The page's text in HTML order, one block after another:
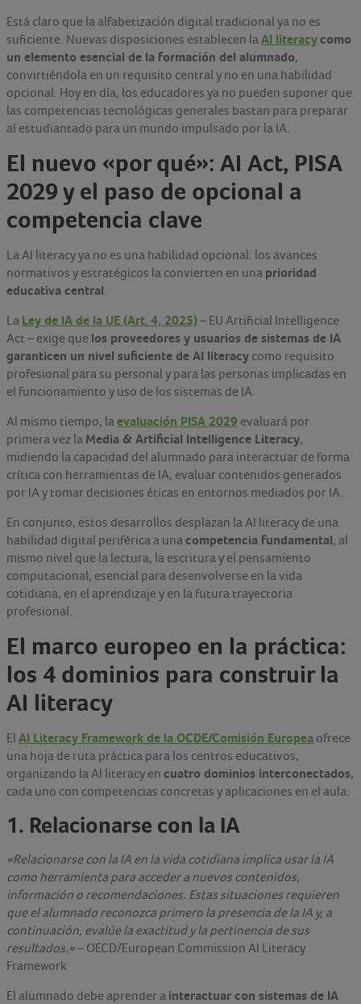
Está claro que la alfabetización digital tradicional ya no es
suficiente. Nuevas disposiciones establecen laAI literacycomo
un elemento esencial de la formación del alumnado,
convirtiéndola en un requisito central y no en una habilidad
opcional. Hoy en día, los educadores ya no pueden suponer que
las competencias tecnológicas generales bastan para preparar
al estudiantado para un mundo impulsado por la IA.
El nuevo «por qué»: AI Act, PISA
2029 y el paso de opcional a
competencia clave
La AI literacy ya no es una habilidad opcional: los avances
normativos y estratégicos la convierten en una prioridad
educativa central.
La Ley de IA de la UE (Art. 4, 2025)– EU Artificial Intelligence
Act – exige que los proveedores y usuarios de sistemas de IA
garanticen un nivel suficiente de AI literacy como requisito
profesional para su personal y para las personas implicadas en
el funcionamiento y uso de los sistemas de IA.
Al mismo tiempo, laevaluación PISA 2029 evaluará por
primera vez la Media & Artificial Intelligence Literacy,
midiendo la capacidad del alumnado para interactuar de forma
crítica con herramientas de IA, evaluar contenidos generados
por IA y tomar decisiones éticas en entornos mediados por IA.
En conjunto, estos desarrollos desplazan la AI literacy de una
habilidad digital periférica a unacompetencia fundamental, al
mismo nivel que la lectura, la escritura y el pensamiento
computacional, esencial para desenvolverse en la vida
cotidiana, en el aprendizaje y en la futura trayectoria
profesional.
El marco europeo en la práctica:
los 4 dominios para construir la
AI literacy
El AI Literacy Framework de la OCDE/Comisión Europea ofrece
una hoja de ruta práctica para los centros educativos,
organizando la AI literacy en cuatro dominios interconectados,
cada uno con competencias concretas y aplicaciones en el aula:
1. Relacionarse con la IA
«Relacionarse con la IA en la vida cotidiana implica usar la IA
como herramienta para acceder a nuevos contenidos,
información o recomendaciones. Estas situaciones requieren
que el alumnado reconozca primero la presencia de la IA y, a
continuación, evalúe la exactitud y la pertinencia de sus
resultados.»– OECD/European Commission AI Literacy
Framework
El alumnado debe aprender a interactuar con sistemas de IA